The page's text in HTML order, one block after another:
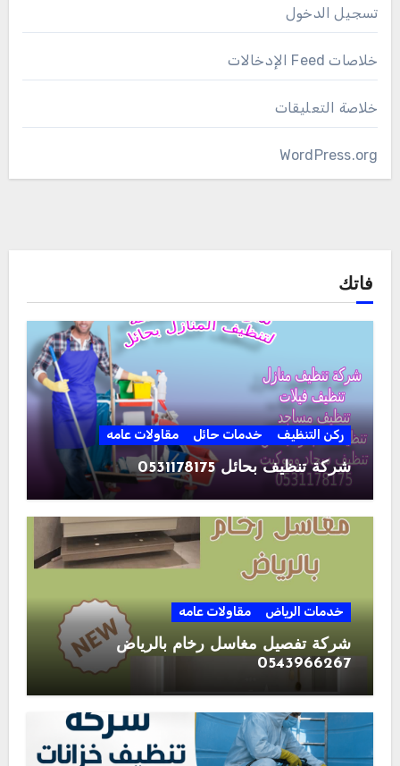
تسجيل الدخول
خلاصات Feed الإدخالات
خلاصة التعليقات
WordPress.org
فاتك
ركن التنظيف خدمات حائل مقاولات عامه
شركة تنظيف بحائل 0531178175
خدمات الرياض مقاولات عامه
شركة تفصيل مغاسل رخام بالرياض
0543966267